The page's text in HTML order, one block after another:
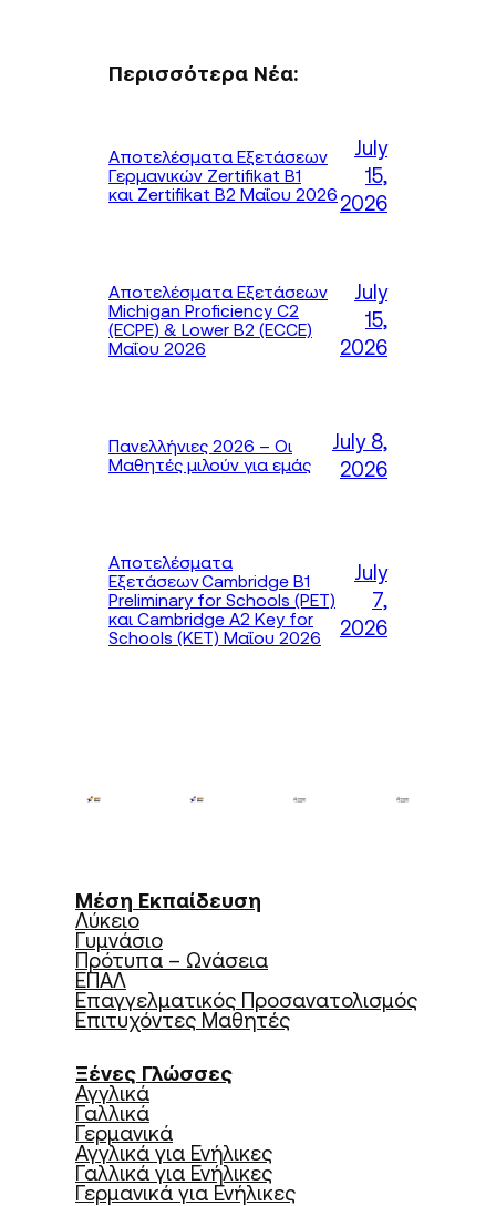
Περισσότερα Νέα:
Αποτελέσματα Εξετάσεων
Γερμανικών Zertifikat B1
και Zertifikat B2 Μαΐου 2026
July
15,
2026
Αποτελέσματα Εξετάσεων
Michigan Proficiency C2
(ECPE) & Lower B2 (ECCE)
Μαΐου 2026
July
15,
2026
Πανελλήνιες 2026 – Οι
Μαθητές μιλούν για εμάς
July 8,
2026
Αποτελέσματα
Εξετάσεων Cambridge B1
Preliminary for Schools (PET)
και Cambridge A2 Key for
Schools (KET) Μαΐου 2026
July
7,
2026
Μέση Εκπαίδευση
Λύκειο
Γυμνάσιο
Πρότυπα – Ωνάσεια
ΕΠΑΛ
Επαγγελματικός Προσανατολισμός
Επιτυχόντες Μαθητές
Ξένες Γλώσσες
Αγγλικά
Γαλλικά
Γερμανικά
Αγγλικά για Ενήλικες
Γαλλικά για Ενήλικες
Γερμανικά για Ενήλικες